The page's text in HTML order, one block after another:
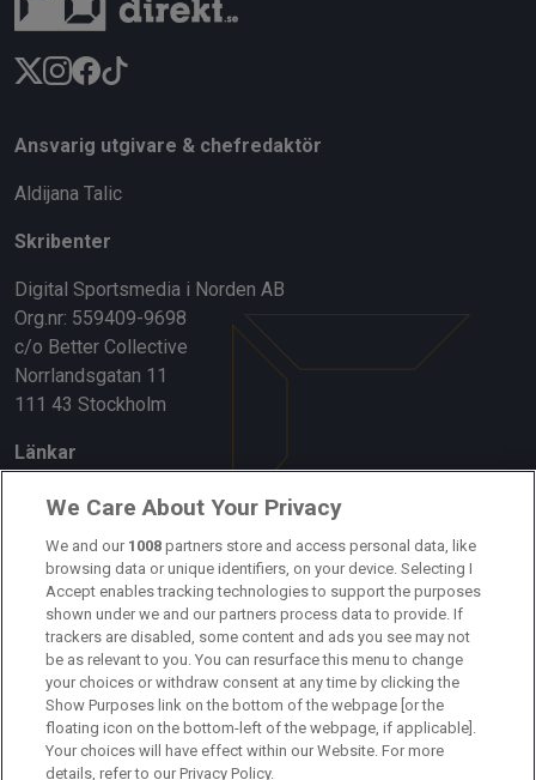
Ansvarig utgivare & chefredaktör
Aldijana Talic
Skribenter
Digital Sportsmedia i Norden AB
Org.nr: 559409-9698
c/o Better Collective
Norrlandsgatan 11
111 43 Stockholm
Länkar
Om oss
Kontakta oss
Kundtjänst
Sponsor: Rekatochklart
Annonsera på Fotbolldirekt
Redaktionell policy
We Care About Your Privacy
We and our 1008 partners store and access personal data, like
browsing data or unique identifiers, on your device. Selecting I
Accept enables tracking technologies to support the purposes
shown under we and our partners process data to provide. If
trackers are disabled, some content and ads you see may not
be as relevant to you. You can resurface this menu to change
your choices or withdraw consent at any time by clicking the
Show Purposes link on the bottom of the webpage [or the
floating icon on the bottom-left of the webpage, if applicable].
Your choices will have effect within our Website. For more
details, refer to our Privacy Policy.